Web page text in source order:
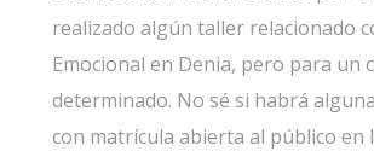
realizado algún taller relacionado
Emocional en Denia, pero para un
determinado. No sé si habrá
con matrícula abierta al público en